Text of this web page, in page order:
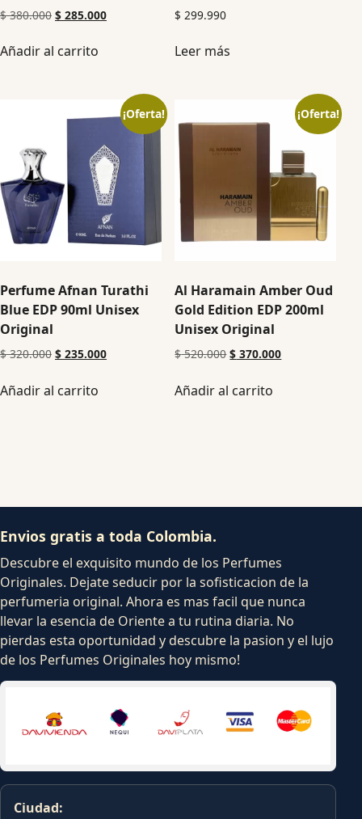
$380.000 $ 285.000
Añadir al carrito
$ 299.990
Leer más
¡Oferta!
Perfume Afnan Turathi
Blue EDP 90ml Unisex
Original
$320.000 $ 235.000
Añadir al carrito
¡Oferta!
Al Haramain Amber Oud
Gold Edition EDP 200ml
Unisex Original
$520.000 $ 370.000
Añadir al carrito
Envios gratis a toda Colombia.
Descubre el exquisito mundo de los Perfumes
Originales. Dejate seducir por la sofisticacion de la
perfumeria original. Ahora es mas facil que nunca
llevar la esencia de Oriente a tu rutina diaria. No
pierdas esta oportunidad y descubre la pasion y el lujo
de los Perfumes Originales hoy mismo!
Ciudad: